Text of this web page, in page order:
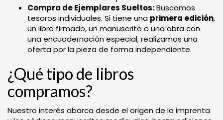
Compra de Ejemplares Sueltos:Buscamos
tesoros individuales. Si tiene una primera edición,
un libro firmado, un manuscrito o una obra con
una encuadernación especial, realizamos una
oferta por la pieza de forma independiente.
¿Qué tipo de libros
compramos?
Nuestro interés abarca desde el origen de la imprenta